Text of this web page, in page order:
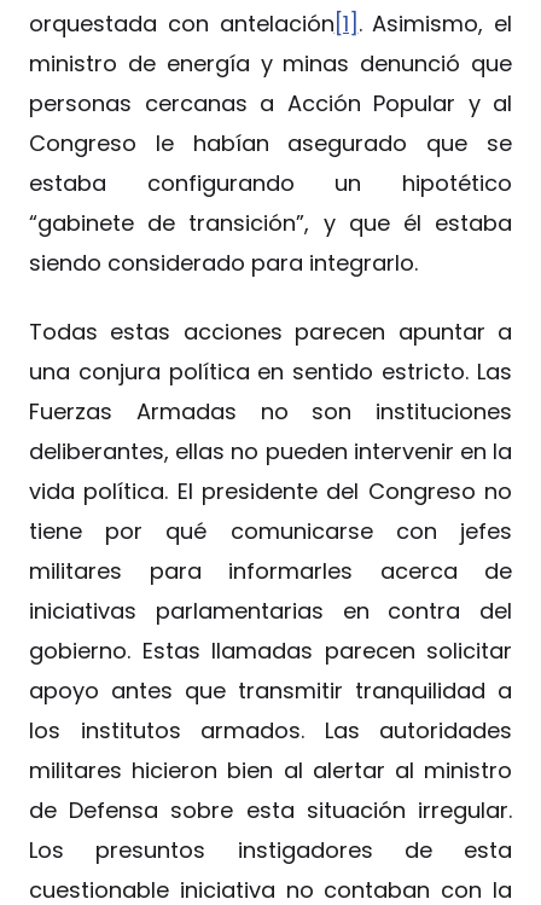
orquestada con antelación [1] . Asimismo, el
ministro de energía y minas denunció que
personas cercanas a Acción Popular y al
Congreso le habían asegurado que se
estaba configurando un hipotético
“gabinete de transición”, y que él estaba
siendo considerado para integrarlo.
Todas estas acciones parecen apuntar a
una conjura política en sentido estricto. Las
Fuerzas Armadas no son instituciones
deliberantes, ellas no pueden intervenir en la
vida política. El presidente del Congreso no
tiene por qué comunicarse con jefes
militares para informarles acerca de
iniciativas parlamentarias en contra del
gobierno. Estas llamadas parecen solicitar
apoyo antes que transmitir tranquilidad a
los institutos armados. Las autoridades
militares hicieron bien al alertar al ministro
de Defensa sobre esta situación irregular.
Los presuntos instigadores de esta
cuestionable iniciativa no contaban con la